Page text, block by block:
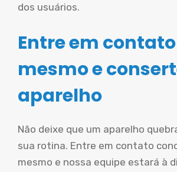
dos usuários.
Entre em
mesmo e
aparelho
Não deixe que um aparelho
sua rotina. Entre em contato
mesmo e nossa equipe estará à